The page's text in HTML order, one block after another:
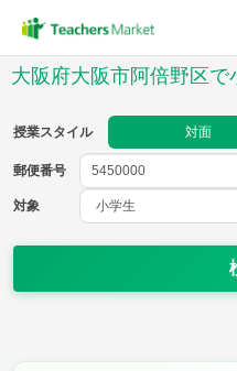
大阪府大阪市阿倍野区
授業スタイル 対面
郵便番号
対象
郵便番号
教科